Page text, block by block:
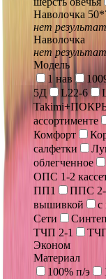
Наволочка
нет
Наволочка
нет
Модель
1 нав
5Д
L22-6
ассортименте
Комфорт
салфетки
облегченное
ОПС 1-2
ПП1
ППС 2-
вышивкой
с
Сети
ТЧП 2-1
Эконом
Материал
100% п/э